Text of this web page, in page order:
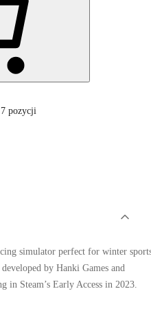
pozycji
simulator perfect for winter
by Hanki Games and
in Steam’s Early Access in 2023.